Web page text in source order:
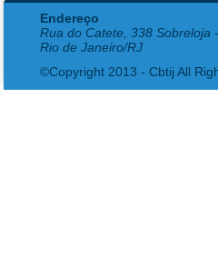
Endereço
Rua do Catete, 338 Sobreloja
Rio de Janeiro/RJ
©Copyright 2013 - Cbtij All